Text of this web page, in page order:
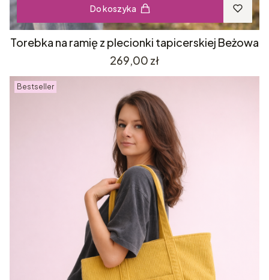
Do koszyka
Torebka na ramię z plecionki tapicerskiej Beżowa
Cena
269,00 zł
Bestseller